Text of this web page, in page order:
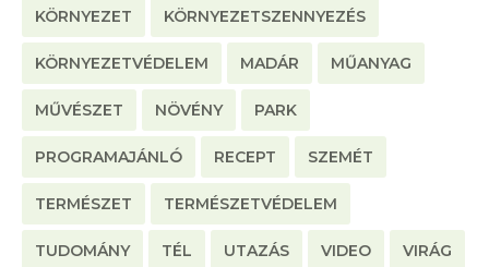
KÖRNYEZET KÖRNYEZETSZENNYEZÉS
KÖRNYEZETVÉDELEM MADÁR MŰANYAG
MŰVÉSZET NÖVÉNY PARK
PROGRAMAJÁNLÓ RECEPT SZEMÉT
TERMÉSZET TERMÉSZETVÉDELEM
TUDOMÁNY TÉL UTAZÁS VIDEO VIRÁG